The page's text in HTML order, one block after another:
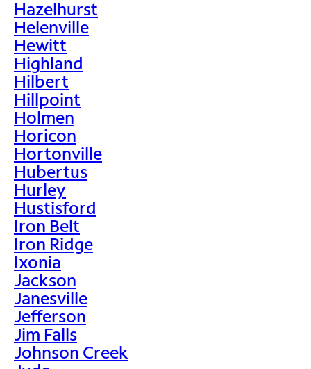
Hazelhurst
Helenville
Hewitt
Highland
Hilbert
Hillpoint
Holmen
Horicon
Hortonville
Hubertus
Hurley
Hustisford
Iron Belt
Iron Ridge
Ixonia
Jackson
Janesville
Jefferson
Jim Falls
Johnson Creek